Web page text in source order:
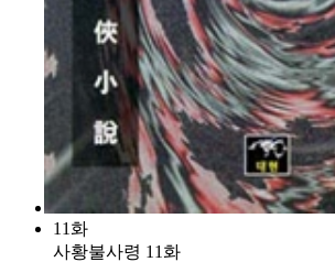
11화
사황불사령 11화